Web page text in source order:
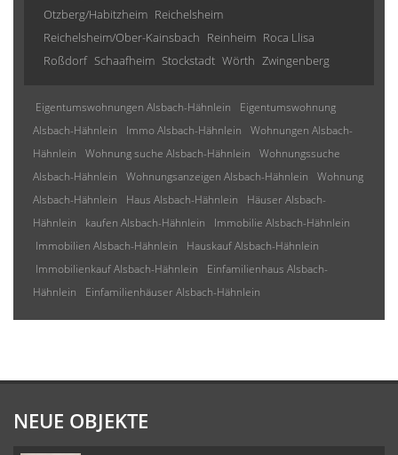
Otzberg/Habitzheim Reichelsheim
Reichelsheim/Ober-Kainsbach Reinheim Roca Llisa
Roßdorf Schaafheim Stockstadt Wörth Zwingenberg
Eigentumswohnungen Alsbach-Hähnlein
Eigentumswohnung
Alsbach-Hähnlein
Immo Alsbach-Hähnlein
Wohnungen Alsbach-
Hähnlein
Wohnung suche Alsbach-Hähnlein
Wohnungssuche
Alsbach-Hähnlein
Wohnungsanzeigen Alsbach-Hähnlein
Wohnung
Alsbach-Hähnlein
Haus Alsbach-Hähnlein
Häuser Alsbach-
Hähnlein
kaufen Alsbach-Hähnlein
Immobilie Alsbach-Hähnlein
Immobilien Alsbach-Hähnlein
Hauskauf Alsbach-Hähnlein
Immobilienkauf Alsbach-Hähnlein
Einfamilienhaus Alsbach-
Hähnlein
Einfamilienhäuser Alsbach-Hähnlein
NEUE OBJEKTE